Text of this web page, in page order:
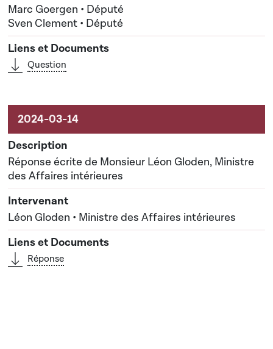
Marc Goergen • Député
Sven Clement • Député
Question
Réponse écrite de Monsieur Léon Gloden, Ministre
des Affaires intérieures
Léon Gloden • Ministre des Affaires intérieures
Réponse